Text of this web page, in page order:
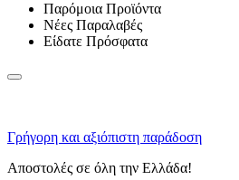
Παρόμοια Προϊόντα
Νέες Παραλαβές
Είδατε Πρόσφατα
Γρήγορη και αξιόπιστη παράδοση
Αποστολές σε όλη την Ελλάδα!